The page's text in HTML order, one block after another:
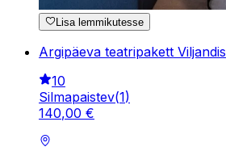
Lisa lemmikutesse
Argipäeva teatripakett Viljandis
10
Silmapaistev(1)
140,00 €